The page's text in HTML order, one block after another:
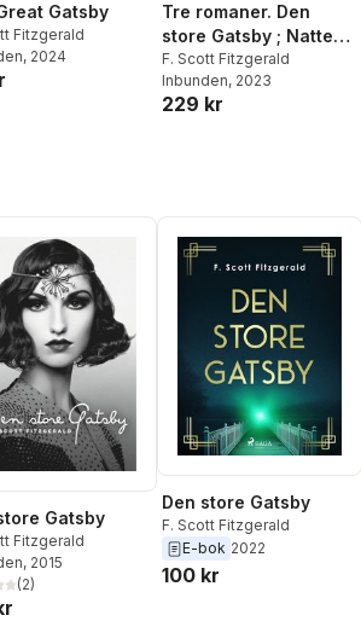
Gatsby
Fitzgerald
, 2024
Tre romaner. Den
store Gatsby ; Natten
är ljuv ; Den siste
magnaten
F. Scott Fitzgerald
Inbunden, 2023
229 kr
Gatsby
Fitzgerald
, 2015
5 stjärnor. Totalt antal röster:
(2)
Den store Gatsby
F. Scott Fitzgerald
E-bok 2022
100 kr